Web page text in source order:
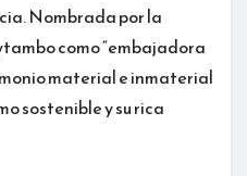
Nombrada por la
como “embajadora
material e inmaterial
sostenible y su rica